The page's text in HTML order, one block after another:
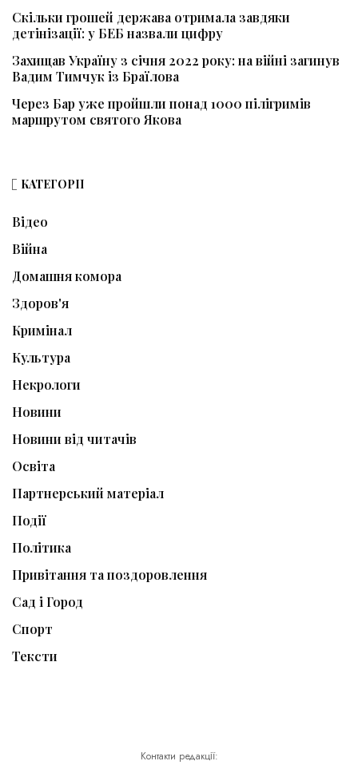
Скільки грошей держава отримала завдяки
детінізації: у БЕБ назвали цифру
Захищав Україну з січня 2022 року: на війні загинув
Вадим Тимчук із Браїлова
Через Бар уже пройшли понад 1000 пілігримів
маршрутом святого Якова
КАТЕГОРІЇ
Відео
Війна
Домашня комора
Здоров'я
Кримінал
Культура
Некрологи
Новини
Новини від читачів
Освіта
Партнерський матеріал
Події
Політика
Привітання та поздоровлення
Сад і Город
Спорт
Тексти
Контакти редакції: